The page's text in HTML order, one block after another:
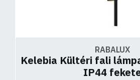
RABALUX
Kelebia Kültéri fali
IP44